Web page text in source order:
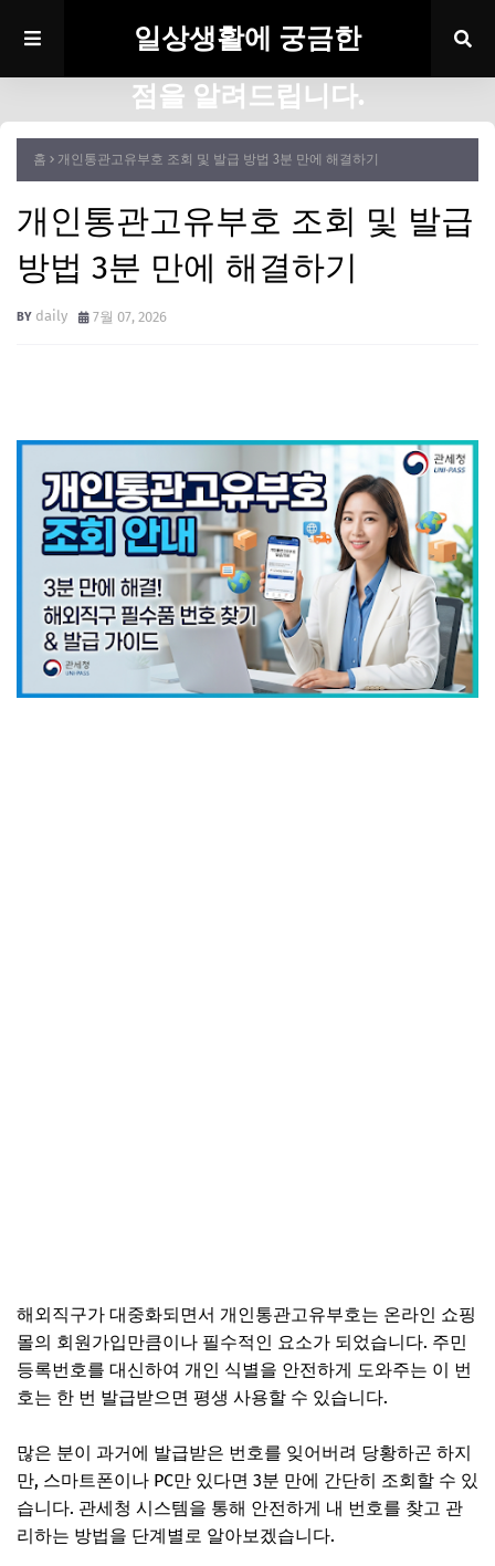
일상생활에 궁금한
점을 알려드립니다.
홈 개인통관고유부호 조회 및 발급 방법 3분 만에 해결하기
개인통관고유부호 조회 및 발급
방법 3분 만에 해결하기
daily 7월 07, 2026
해외직구가 대중화되면서 개인통관고유부호는 온라인 쇼핑
몰의 회원가입만큼이나 필수적인 요소가 되었습니다. 주민
등록번호를 대신하여 개인 식별을 안전하게 도와주는 이 번
호는 한 번 발급받으면 평생 사용할 수 있습니다.
많은 분이 과거에 발급받은 번호를 잊어버려 당황하곤 하지
만, 스마트폰이나 PC만 있다면 3분 만에 간단히 조회할 수 있
습니다. 관세청 시스템을 통해 안전하게 내 번호를 찾고 관
리하는 방법을 단계별로 알아보겠습니다.